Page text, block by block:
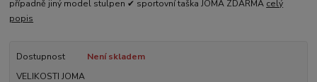
případně jiný model stulpen ✔ sportovní taška JOMA ZDARMA celý
popis
Dostupnost
Není skladem
VELIKOSTI JOMA